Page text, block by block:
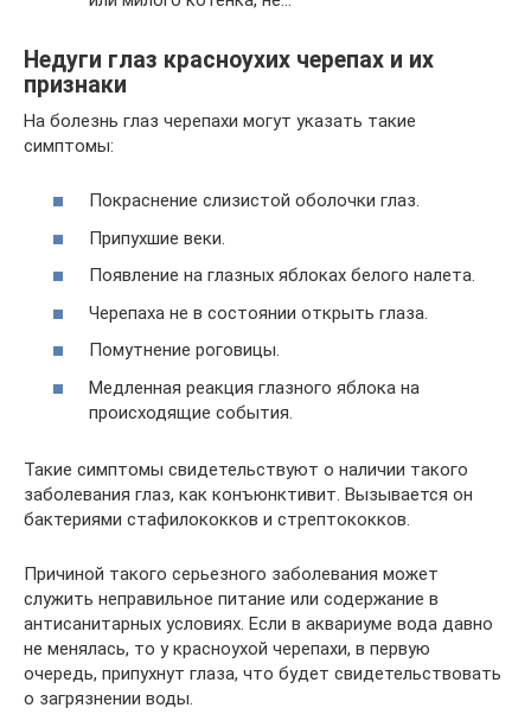
Недуги глаз красноухих черепах и их
признаки
На болезнь глаз черепахи могут указать такие
симптомы:
Покраснение слизистой оболочки глаз.
Припухшие веки.
Появление на глазных яблоках белого налета.
Черепаха не в состоянии открыть глаза.
Помутнение роговицы.
Медленная реакция глазного яблока на
происходящие события.
Такие симптомы свидетельствуют о наличии такого
заболевания глаз, как конъюнктивит. Вызывается он
бактериями стафилококков и стрептококков.
Причиной такого серьезного заболевания может
служить неправильное питание или содержание в
антисанитарных условиях. Если в аквариуме вода давно
не менялась, то у красноухой черепахи, в первую
очередь, припухнут глаза, что будет свидетельствовать
о загрязнении воды.